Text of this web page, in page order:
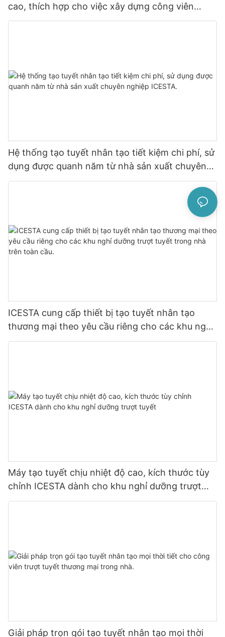
cao, thích hợp cho việc xây dựng công viên
tuyết trong nhà.
Hệ thống tạo tuyết nhân tạo tiết kiệm chi phí, sử
dụng được quanh năm từ nhà sản xuất chuyên
nghiệp ICESTA.
ICESTA cung cấp thiết bị tạo tuyết nhân tạo
thương mại theo yêu cầu riêng cho các khu nghỉ
dưỡng trượt tuyết trong nhà trên toàn cầu.
Máy tạo tuyết chịu nhiệt độ cao, kích thước tùy
chỉnh ICESTA dành cho khu nghỉ dưỡng trượt
tuyết
Giải pháp trọn gói tạo tuyết nhân tạo mọi thời